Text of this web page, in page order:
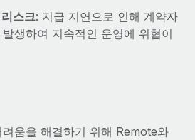
스크: 지급 지연으로 인해 계약자
생하여 지속적인 운영에 위협이
움을 해결하기 위해 Remote와